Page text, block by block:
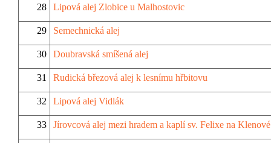
28 Lipová alej Zlobice u Malhostovic
29 Semechnická alej
30 Doubravská smíšená alej
31 Rudická březová alej k lesnímu hřbitovu
32 Lipová alej Vidlák
33 Jírovcová alej mezi hradem a kaplí sv. Felixe na Klenové